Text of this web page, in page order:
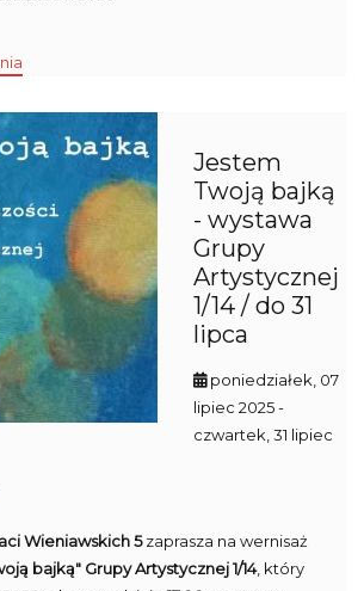
Jestem
Twoją bajką
- wystawa
Grupy
Artystycznej
1/14 / do 31
lipca
poniedziałek, 07
lipiec 2025-
czwartek, 31 lipiec
Wieniawskich 5zaprasza na wernisaż
bajką" Grupy Artystycznej 1/14, który